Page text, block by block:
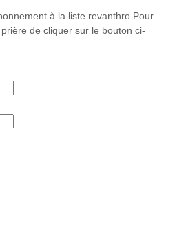
à la liste revanthro Pour
de cliquer sur le bouton ci-